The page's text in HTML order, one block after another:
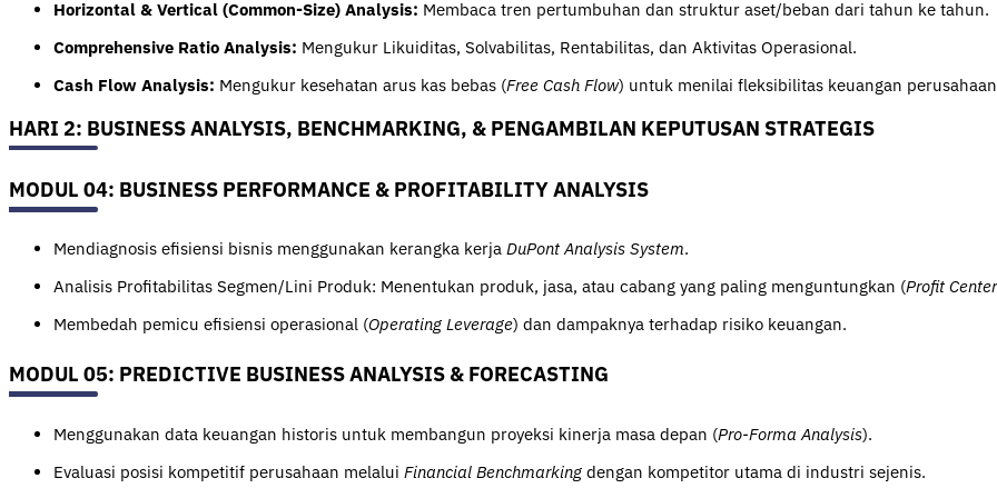
Horizontal & Vertical (Common-Size) Analysis: Membaca tren pertumbuhan dan struktur aset/beban dari tahun ke tahun.
Comprehensive Ratio Analysis: Mengukur Likuiditas, Solvabilitas, Rentabilitas, dan Aktivitas Operasional.
Cash Flow Analysis: Mengukur kesehatan arus kas bebas (Free Cash Flow) untuk menilai fleksibilitas keuangan
HARI 2: BUSINESS ANALYSIS, BENCHMARKING, & PENGAMBILAN KEPUTUSAN STRATEGIS
MODUL 04: BUSINESS PERFORMANCE & PROFITABILITY ANALYSIS
Mendiagnosis efisiensi bisnis menggunakan kerangka kerja DuPont Analysis System.
Analisis Profitabilitas Segmen/Lini Produk: Menentukan produk, jasa, atau cabang yang paling menguntungkan (Profit Center
Membedah pemicu efisiensi operasional (Operating Leverage) dan dampaknya terhadap risiko keuangan.
MODUL 05: PREDICTIVE BUSINESS ANALYSIS & FORECASTING
Menggunakan data keuangan historis untuk membangun proyeksi kinerja masa depan (Pro-Forma Analysis).
Evaluasi posisi kompetitif perusahaan melalui Financial Benchmarking dengan kompetitor utama di industri sejenis.